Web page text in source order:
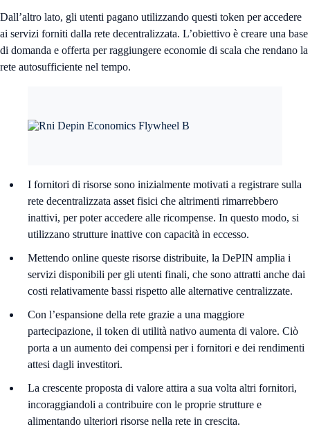
Dall’altro lato, gli utenti pagano utilizzando questi token per accedere
ai servizi forniti dalla rete decentralizzata. L’obiettivo è creare una base
di domanda e offerta per raggiungere economie di scala che rendano la
rete autosufficiente nel tempo.
I fornitori di risorse sono inizialmente motivati a registrare sulla
rete decentralizzata asset fisici che altrimenti rimarrebbero
inattivi, per poter accedere alle ricompense. In questo modo, si
utilizzano strutture inattive con capacità in eccesso.
Mettendo online queste risorse distribuite, la DePIN amplia i
servizi disponibili per gli utenti finali, che sono attratti anche dai
costi relativamente bassi rispetto alle alternative centralizzate.
Con l’espansione della rete grazie a una maggiore
partecipazione, il token di utilità nativo aumenta di valore. Ciò
porta a un aumento dei compensi per i fornitori e dei rendimenti
attesi dagli investitori.
La crescente proposta di valore attira a sua volta altri fornitori,
incoraggiandoli a contribuire con le proprie strutture e
alimentando ulteriori risorse nella rete in crescita.